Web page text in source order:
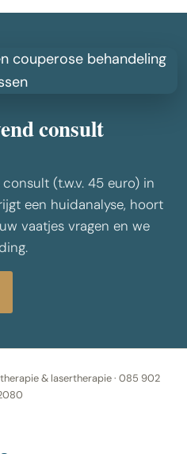
consult
(t.w.v. 45 euro) in
een huidanalyse, hoort
vaatjes vragen en we
& lasertherapie · 085 902